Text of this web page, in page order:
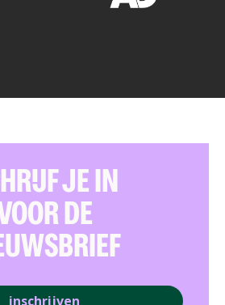
JE IN
DE
inschrijven